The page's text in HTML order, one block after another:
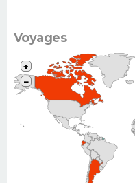
Voyages
+
−